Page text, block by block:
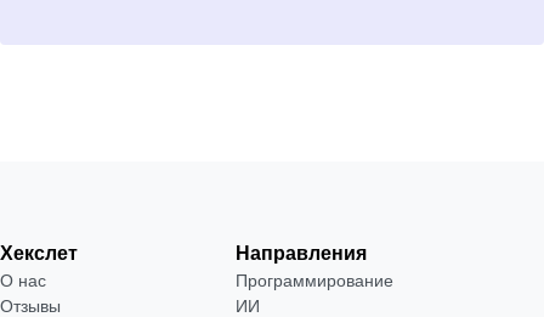
Хекслет
О нас
Отзывы
Направления
Программирование
ИИ